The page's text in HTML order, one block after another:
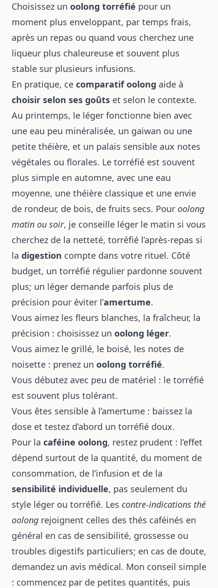
Choisissez un oolong torréfié pour un
moment plus enveloppant, par temps frais,
après un repas ou quand vous cherchez une
liqueur plus chaleureuse et souvent plus
stable sur plusieurs infusions.
En pratique, ce comparatif oolong aide à
choisir selon ses goûts et selon le contexte.
Au printemps, le léger fonctionne bien avec
une eau peu minéralisée, un gaiwan ou une
petite théière, et un palais sensible aux notes
végétales ou florales. Le torréfié est souvent
plus simple en automne, avec une eau
moyenne, une théière classique et une envie
de rondeur, de bois, de fruits secs. Pour oolong
matin ou soir, je conseille léger le matin si vous
cherchez de la netteté, torréfié l’après-repas si
la digestion compte dans votre rituel. Côté
budget, un torréfié régulier pardonne souvent
plus; un léger demande parfois plus de
précision pour éviter l’amertume.
Vous aimez les fleurs blanches, la fraîcheur, la
précision : choisissez un oolong léger.
Vous aimez le grillé, le boisé, les notes de
noisette : prenez un oolong torréfié.
Vous débutez avec peu de matériel : le torréfié
est souvent plus tolérant.
Vous êtes sensible à l’amertume : baissez la
dose et testez d’abord un torréfié doux.
Pour la caféine oolong, restez prudent : l’effet
dépend surtout de la quantité, du moment de
consommation, de l’infusion et de la
sensibilité individuelle, pas seulement du
style léger ou torréfié. Les contre-indications thé
oolong rejoignent celles des thés caféinés en
général en cas de sensibilité, grossesse ou
troubles digestifs particuliers; en cas de doute,
demandez un avis médical. Mon conseil simple
: commencez par de petites quantités, puis